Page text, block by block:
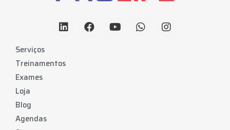
Serviços
Treinamentos
Exames
Loja
Blog
Agendas